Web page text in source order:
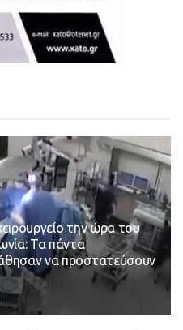
την ώρα του
Τα πάντα
να προστατεύσουν